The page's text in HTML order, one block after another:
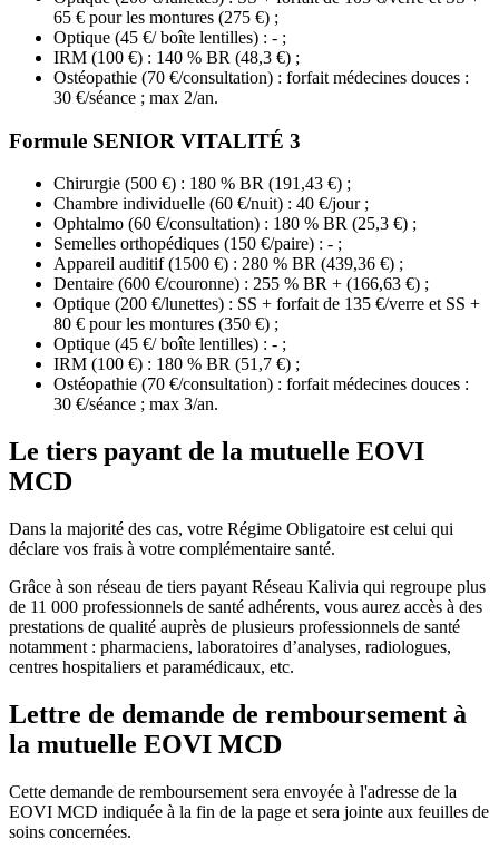
65 € pour les montures (275 €) ;
Optique (45 €/ boîte lentilles) : - ;
IRM (100 €) : 140 % BR (48,3 €) ;
Ostéopathie (70 €/consultation) : forfait médecines douces :
30 €/séance ; max 2/an.
Formule SENIOR VITALITÉ 3
Chirurgie (500 €) : 180 % BR (191,43 €) ;
Chambre individuelle (60 €/nuit) : 40 €/jour ;
Ophtalmo (60 €/consultation) : 180 % BR (25,3 €) ;
Semelles orthopédiques (150 €/paire) : - ;
Appareil auditif (1500 €) : 280 % BR (439,36 €) ;
Dentaire (600 €/couronne) : 255 % BR + (166,63 €) ;
Optique (200 €/lunettes) : SS + forfait de 135 €/verre et SS +
80 € pour les montures (350 €) ;
Optique (45 €/ boîte lentilles) : - ;
IRM (100 €) : 180 % BR (51,7 €) ;
Ostéopathie (70 €/consultation) : forfait médecines douces :
30 €/séance ; max 3/an.
Le tiers payant de la mutuelle EOVI
MCD
Dans la majorité des cas, votre Régime Obligatoire est celui qui
déclare vos frais à votre complémentaire santé.
Grâce à son réseau de tiers payant Réseau Kalivia qui regroupe plus
de 11 000 professionnels de santé adhérents, vous aurez accès à des
prestations de qualité auprès de plusieurs professionnels de santé
notamment : pharmaciens, laboratoires d’analyses, radiologues,
centres hospitaliers et paramédicaux, etc.
Lettre de demande de remboursement à
la mutuelle EOVI MCD
Cette demande de remboursement sera envoyée à l'adresse de la
EOVI MCD indiquée à la fin de la page et sera jointe aux feuilles de
soins concernées.